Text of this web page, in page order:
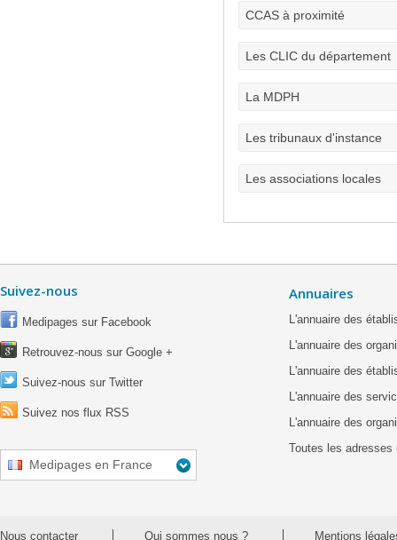
CCAS à proximité
Les CLIC du département
La MDPH
Les tribunaux d'instance
Les associations locales
Suivez-nous
Medipages sur Facebook
Retrouvez-nous sur Google +
Suivez-nous sur Twitter
Suivez nos flux RSS
Medipages en France
Annuaires
L'annuaire des
L'annuaire des
L'annuaire des
L'annuaire des
L'annuaire des
Toutes les adresses
Nous contacter Qui sommes nous ? Mentions